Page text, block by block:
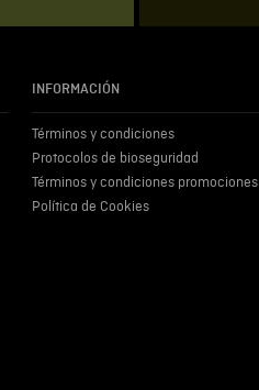
INFORMACIÓN
Términos y condiciones
Protocolos de bioseguridad
Términos y condiciones promociones
Política de Cookies